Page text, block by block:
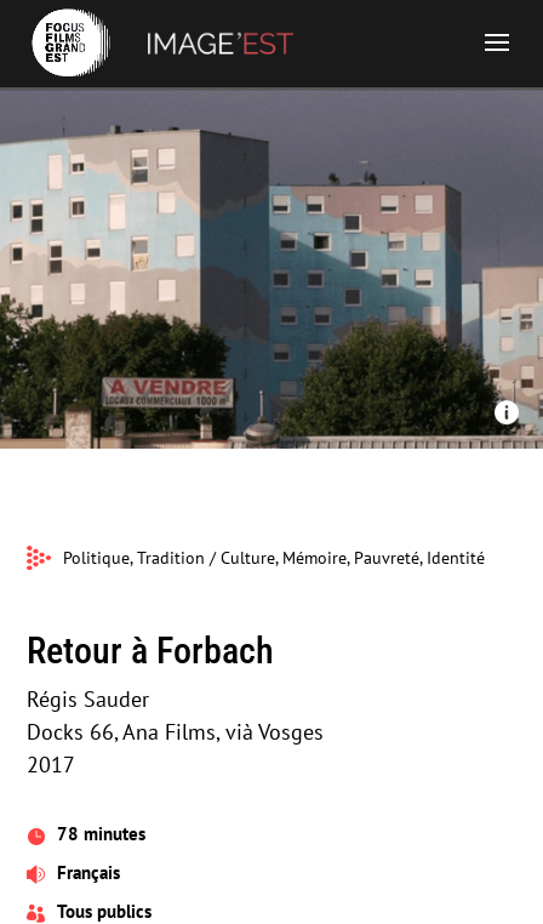
Docks 66, Ana Films, vià Vosges - Retour à Forbach 
Politique, Tradition / Culture, Mémoire, Pauvreté, Identité
Retour à Forbach
Régis Sauder
Docks 66, Ana Films, vià Vosges
2017
 78 minutes
 Français
 Tous publics